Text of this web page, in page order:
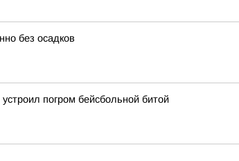
без осадков
погром бейсбольной битой